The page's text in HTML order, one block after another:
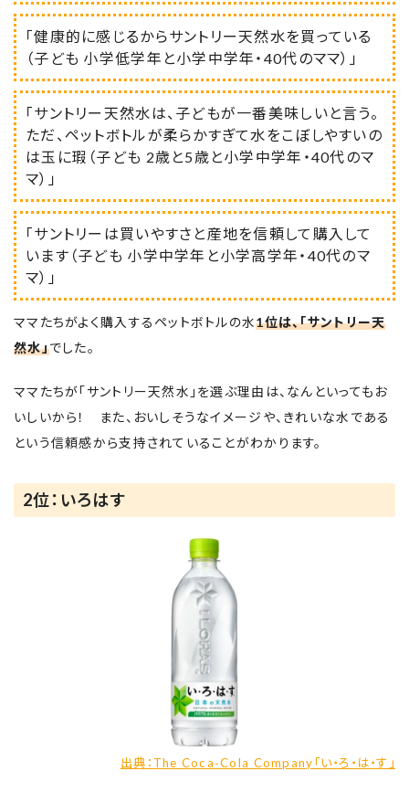
「健康的に感じるからサントリー天然水を買っている
（子ども 小学低学年と小学中学年・40代のママ）」
「サントリー天然水は、子どもが一番美味しいと言う。
ただ、ペットボトルが柔らかすぎて水をこぼしやすいの
は玉に瑕（子ども 2歳と5歳と小学中学年・40代のマ
マ）」
「サントリーは買いやすさと産地を信頼して購入して
います（子ども 小学中学年と小学高学年・40代のマ
マ）」
ママたちがよく購入するペットボトルの水1位は、「サントリー天
然水」でした。
ママたちが「サントリー天然水」を選ぶ理由は、なんといってもお
いしいから！ また、おいしそうなイメージや、きれいな水である
という信頼感から支持されていることがわかります。
2位：いろはす
出典：The Coca‑Cola Company「い・ろ・は・す」